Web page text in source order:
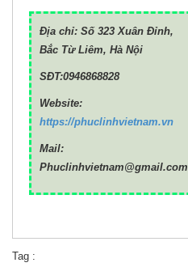
Địa chỉ: Số 323 Xuân Đỉnh,
Bắc Từ Liêm, Hà Nội
SĐT:0946868828
Website:
https://phuclinhvietnam.vn
Mail:
Phuclinhvietnam@gmail.com
Tag :